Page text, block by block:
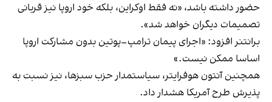
حضور داشته باشد، «نه فقط اوکراین، بلکه خود اروپا نیز قربانی
تصمیمات دیگران خواهد شد».
برانتنر افزود: «اجرای پیمان ترامپ–پوتین بدون مشارکت اروپا
اساسا ممکن نیست.»
همچنین آنتون هوفرایتر، سیاستمدار حزب سبزها، نیز نسبت به
پذیرش طرح آمریکا هشدار داد.